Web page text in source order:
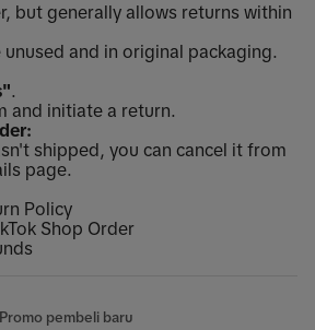
but generally allows returns within
unused and in original packaging.
.
and initiate a return.
shipped, you can cancel it from
page.
Policy
Shop Order
Promo pembeli baru